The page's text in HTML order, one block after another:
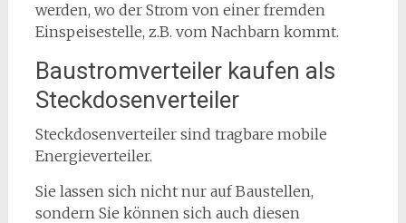
werden, wo der Strom von einer fremden
Einspeisestelle, z.B. vom Nachbarn kommt.
Baustromverteiler kaufen als
Steckdosenverteiler
Steckdosenverteiler sind tragbare mobile
Energieverteiler.
Sie lassen sich nicht nur auf Baustellen,
sondern Sie können sich auch diesen